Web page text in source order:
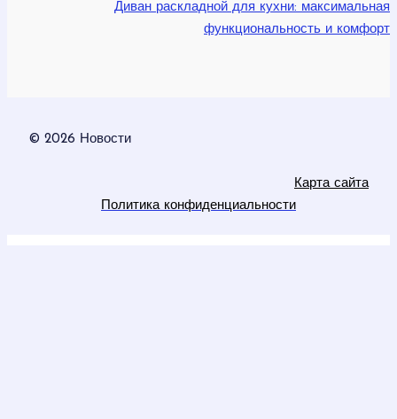
Диван раскладной для кухни: максимальная
функциональность и комфорт
© 2026 Новости
Карта сайта
Политика конфиденциальности